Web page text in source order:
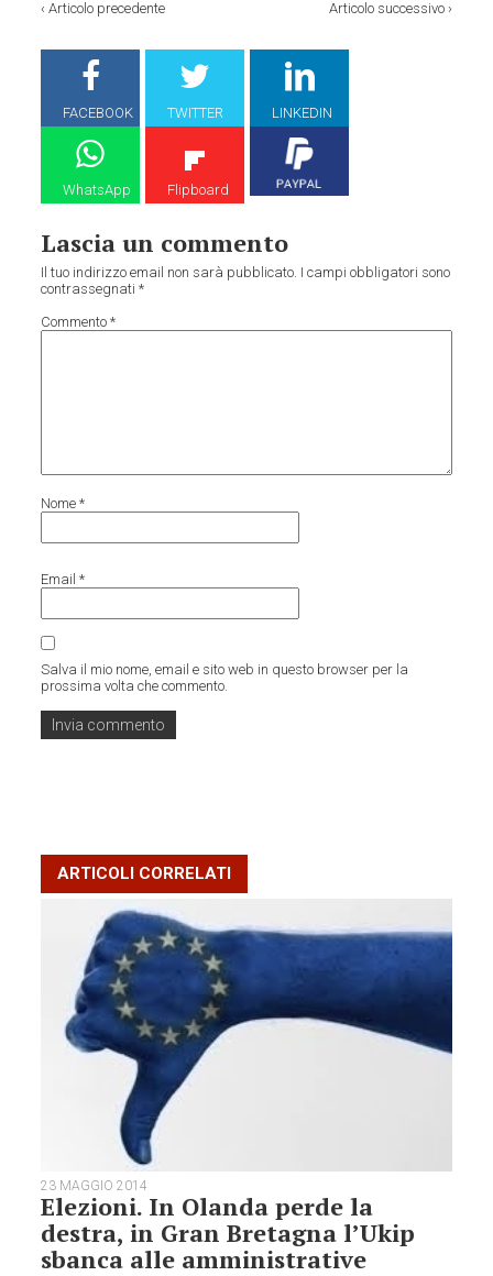
‹Articolo precedente Articolo successivo›
FACEBOOK TWITTER LINKEDIN
WhatsApp Flipboard
Lascia un commento
Il tuo indirizzo email non sarà pubblicato. I campi obbligatori sono
contrassegnati*
Commento*
Nome*
Email*
Salva il mio nome, email e sito web in questo browser per la
prossima volta che commento.
ARTICOLI CORRELATI
23 MAGGIO 2014
Elezioni. In Olanda perde la
destra, in Gran Bretagna l’Ukip
sbanca alle amministrative